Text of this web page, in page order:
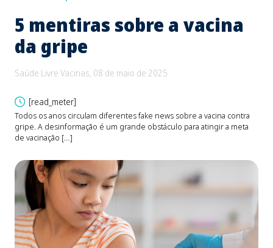
5 mentiras sobre a vacina
da gripe
Saúde Livre Vacinas, 08 de maio de 2025
[read_meter]
Todos os anos circulam diferentes fake news sobre a vacina contra
gripe. A desinformação é um grande obstáculo para atingir a meta
de vacinação […]